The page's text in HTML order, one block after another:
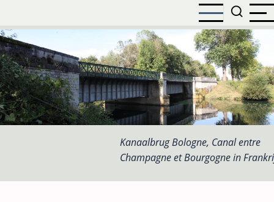
naar
de
inhoud
gaan
Kanaalbrug Bologne, Canal entre
Champagne et Bourgogne in